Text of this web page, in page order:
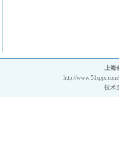
上海
http://
技术